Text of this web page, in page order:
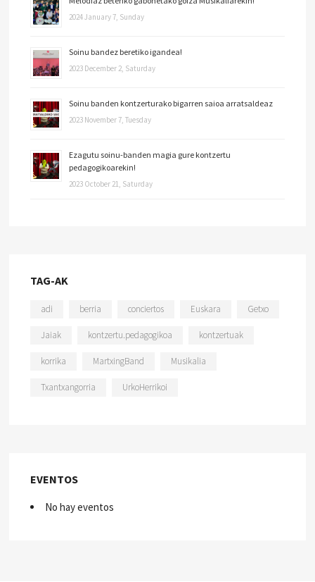
2024 January 7, Sunday
Soinu bandez beretiko igandea!
2023 December 2, Saturday
Soinu banden kontzerturako bigarren saioa arratsaldeaz
2023 November 7, Tuesday
Ezagutu soinu-banden magia gure kontzertu
pedagogikoarekin!
2023 October 21, Saturday
TAG-AK
adi berria conciertos Euskara Getxo
Jaiak kontzertu.pedagogikoa kontzertuak
korrika MartxingBand Musikalia
Txantxangorria UrkoHerrikoi
EVENTOS
No hay eventos